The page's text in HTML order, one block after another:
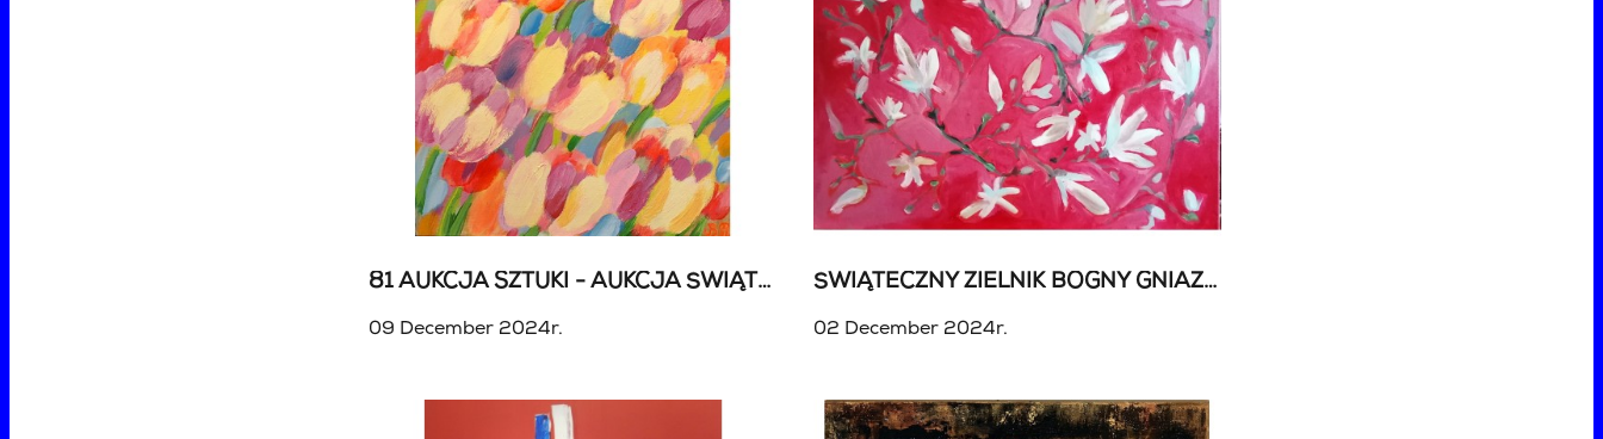
81 AUKCJA SZTUKI - AUKCJA ŚWIĄTECZNA
09 December 2024r.
ŚWIĄTECZNY ZIELNIK BOGNY GNIAZDOWSKIEJ - AUKCJA DLA BOGNY GNIAZDOWSKIEJ
02 December 2024r.